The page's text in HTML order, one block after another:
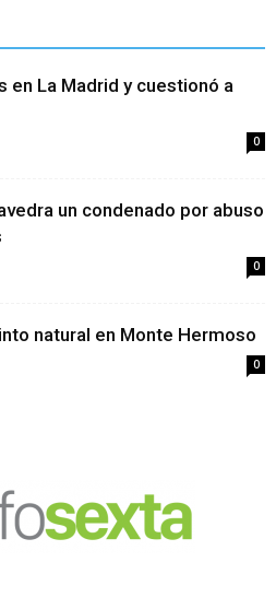
en La Madrid y cuestionó a
0
un condenado por abuso
0
natural en Monte Hermoso
0